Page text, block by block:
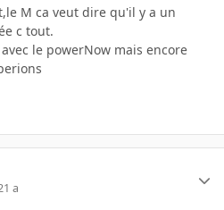
M ca veut dire qu'il y a un
c tout.
le powerNow mais encore
a